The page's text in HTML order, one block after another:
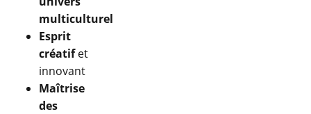
multiculturel
Esprit
créatifet
innovant
Maîtrise
des